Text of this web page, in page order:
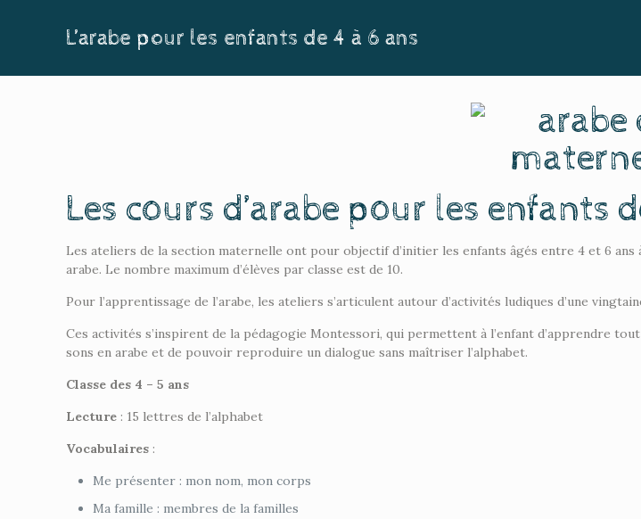
L’arabe pour les enfants de 4 à 6 ans
Les cours d’arabe pour les enfants
Les ateliers de la section maternelle ont pour objectif d’initier les enfants âgés entre 4 et 6
arabe. Le nombre maximum d’élèves par classe est de 10.
Pour l’apprentissage de l’arabe, les ateliers s’articulent autour d’activités ludiques d’une
Ces activités s’inspirent de la pédagogie Montessori, qui permettent à l’enfant d’apprendre
sons en arabe et de pouvoir reproduire un dialogue sans maîtriser l’alphabet.
Classe des 4 – 5 ans
Lecture : 15 lettres de l’alphabet
Vocabulaires :
Me présenter : mon nom, mon corps
Ma famille : membres de la familles